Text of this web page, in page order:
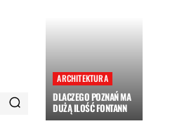
ARCHITEKTURA
DLACZEGO POZNAŃ MA
DUŻĄ ILOŚĆ FONTANN